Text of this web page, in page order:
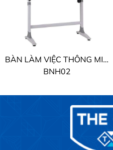
BÀN LÀM VIỆC THÔNG MINH THE ONE
BNH02